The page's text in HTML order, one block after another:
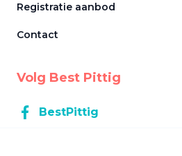
Registratie aanbod
Contact
Volg Best Pittig
BestPittig